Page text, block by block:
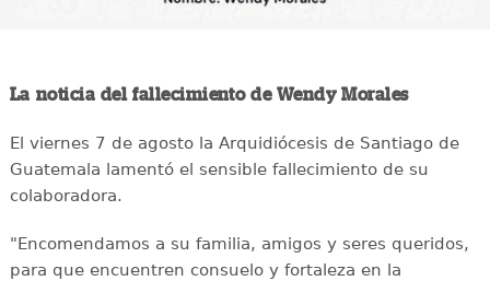
La noticia del fallecimiento de Wendy Morales
El viernes 7 de agosto la Arquidiócesis de Santiago de
Guatemala lamentó el sensible fallecimiento de su
colaboradora.
"Encomendamos a su familia, amigos y seres queridos,
para que encuentren consuelo y fortaleza en la